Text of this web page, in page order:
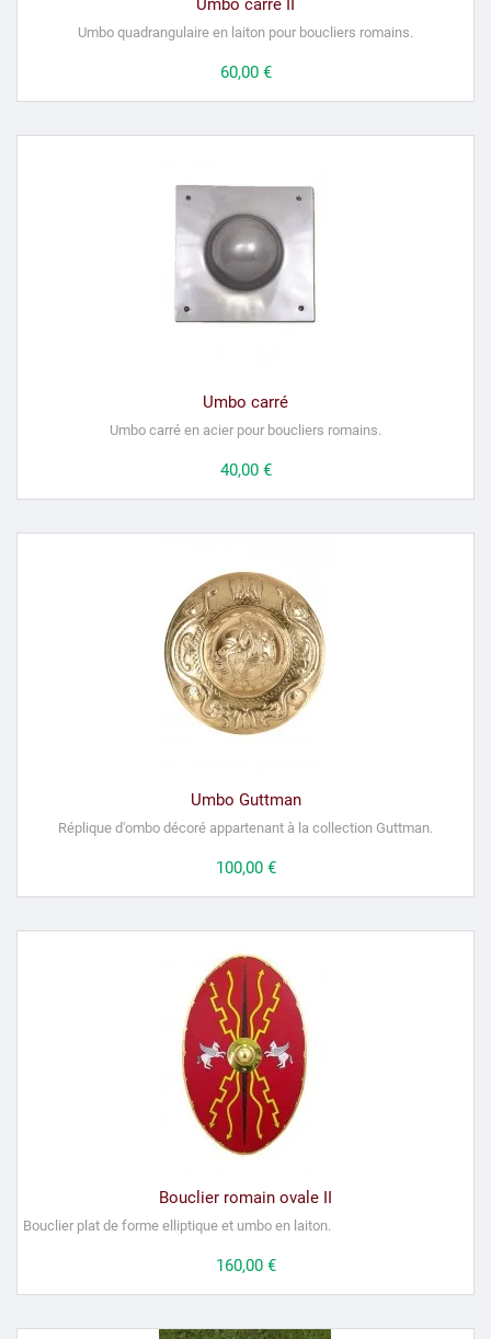
Umbo quadrangulaire en laiton pour boucliers romains.
Prix
60,00 €
Umbo carré
Umbo carré en acier pour boucliers romains.
Prix
40,00 €
Umbo Guttman
Réplique d'ombo décoré appartenant à la collection Guttman.
Prix
100,00 €
Bouclier romain ovale II
Bouclier plat de forme elliptique et umbo en laiton.
Prix
160,00 €